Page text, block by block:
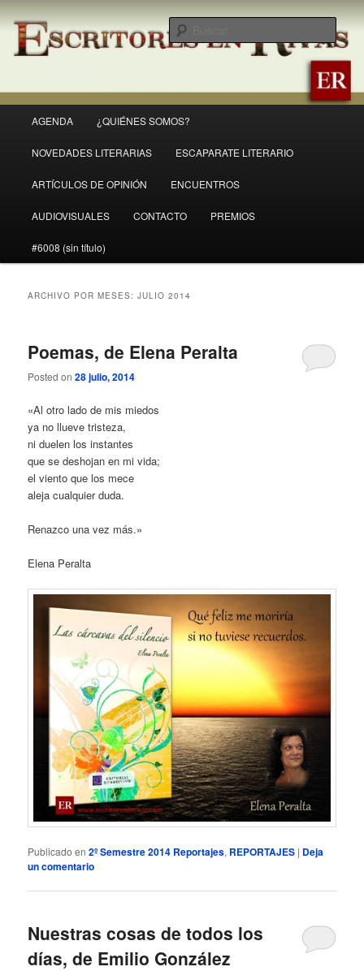
Ir
al
contenido
principal
Ir
al
contenido
secundario
Revista Escritores en Rivas
principal
AGENDA ¿QUIÉNES SOMOS?
NOVEDADES LITERARIAS ESCAPARATE LITERARIO
ARTÍCULOS DE OPINIÓN ENCUENTROS
AUDIOVISUALES CONTACTO PREMIOS
#6008 (sin título)
ARCHIVO POR MESES:JULIO 2014
Poemas, de Elena Peralta
Posted on28 julio, 2014
«Al otro lado de mis miedos
ya no llueve tristeza,
ni duelen los instantes
que se deshojan en mi vida;
el viento que los mece
aleja cualquier duda.
Renazco una vez más.»
Elena Peralta
Publicado en 2º Semestre 2014 Reportajes, REPORTAJES | Deja
un comentario
Nuestras cosas de todos los
días, de Emilio González